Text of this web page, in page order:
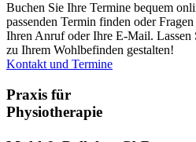
Buchen Sie Ihre Termine bequem
passenden Termin finden oder
Ihren Anruf oder Ihre E-Mail. Lassen
zu Ihrem Wohlbefinden gestalten!
Kontakt und Termine
Praxis für
Physiotherapie